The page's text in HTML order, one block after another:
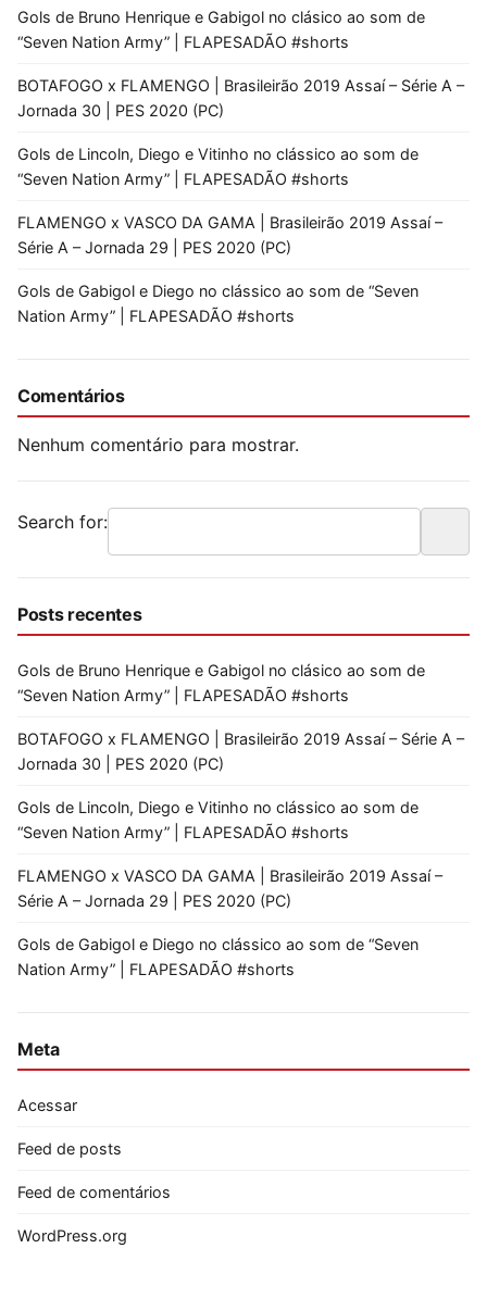
Gols de Bruno Henrique e Gabigol no clásico ao som de
“Seven Nation Army” | FLAPESADÃO #shorts
BOTAFOGO x FLAMENGO | Brasileirão 2019 Assaí – Série A –
Jornada 30 | PES 2020 (PC)
Gols de Lincoln, Diego e Vitinho no clássico ao som de
“Seven Nation Army” | FLAPESADÃO #shorts
FLAMENGO x VASCO DA GAMA | Brasileirão 2019 Assaí –
Série A – Jornada 29 | PES 2020 (PC)
Gols de Gabigol e Diego no clássico ao som de “Seven
Nation Army” | FLAPESADÃO #shorts
Comentários
Nenhum comentário para mostrar.
Search for:
Posts recentes
Gols de Bruno Henrique e Gabigol no clásico ao som de
“Seven Nation Army” | FLAPESADÃO #shorts
BOTAFOGO x FLAMENGO | Brasileirão 2019 Assaí – Série A –
Jornada 30 | PES 2020 (PC)
Gols de Lincoln, Diego e Vitinho no clássico ao som de
“Seven Nation Army” | FLAPESADÃO #shorts
FLAMENGO x VASCO DA GAMA | Brasileirão 2019 Assaí –
Série A – Jornada 29 | PES 2020 (PC)
Gols de Gabigol e Diego no clássico ao som de “Seven
Nation Army” | FLAPESADÃO #shorts
Meta
Acessar
Feed de posts
Feed de comentários
WordPress.org